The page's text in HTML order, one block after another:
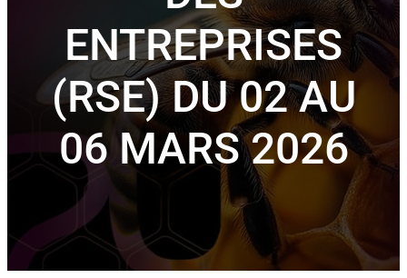
ENTREPRISES
(RSE) DU 02 AU
06 MARS 2026